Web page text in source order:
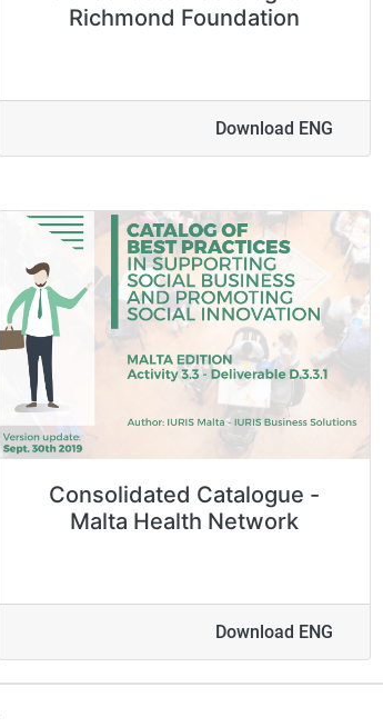
Richmond Foundation
Download ENG
Consolidated Catalogue -
Malta Health Network
Download ENG